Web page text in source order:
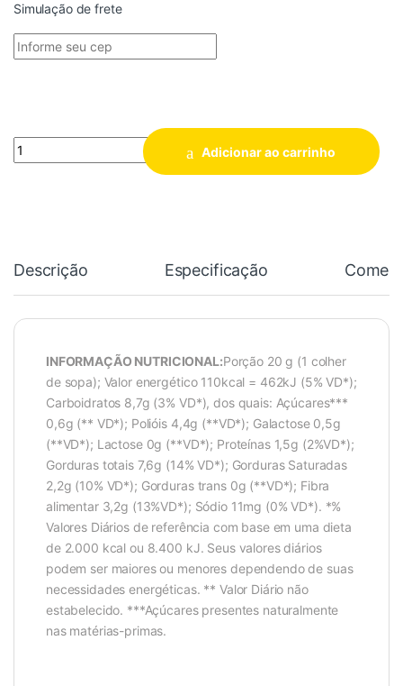
Simulação de frete
Quantidade
Adicionar ao carrinho
Descrição Especificação
INFORMAÇÃO NUTRICIONAL:Porção 20 g (1 colher
de sopa); Valor energético 110kcal = 462kJ (5% VD*);
Carboidratos 8,7g (3% VD*), dos quais: Açúcares***
0,6g (** VD*); Polióis 4,4g (**VD*); Galactose 0,5g
(**VD*); Lactose 0g (**VD*); Proteínas 1,5g (2%VD*);
Gorduras totais 7,6g (14% VD*); Gorduras Saturadas
2,2g (10% VD*); Gorduras trans 0g (**VD*); Fibra
alimentar 3,2g (13%VD*); Sódio 11mg (0% VD*). *%
Valores Diários de referência com base em uma dieta
de 2.000 kcal ou 8.400 kJ. Seus valores diários
podem ser maiores ou menores dependendo de suas
necessidades energéticas. ** Valor Diário não
estabelecido. ***Açúcares presentes naturalmente
nas matérias-primas.